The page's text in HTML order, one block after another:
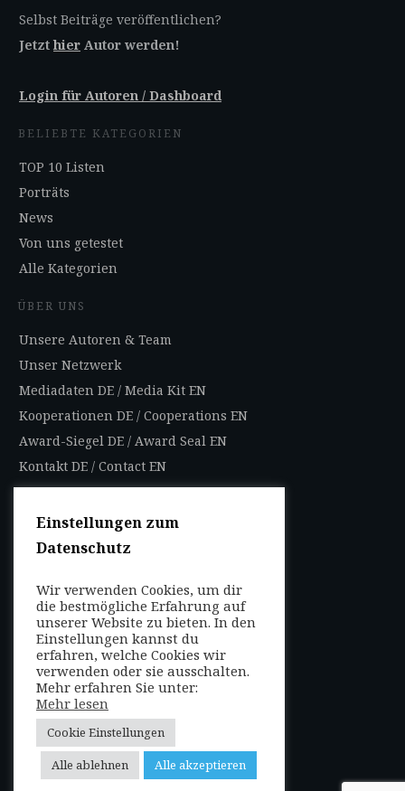
Selbst Beiträge veröffentlichen?
Jetzthier Autor werden!
Login für Autoren / Dashboard
BELIEBTE KATEGORIEN
TOP 10 Listen
Porträts
News
Von uns getestet
Alle Kategorien
ÜBER UNS
Unsere Autoren & Team
Unser Netzwerk
Mediadaten DE / Media Kit EN
Kooperationen DE / Cooperations EN
Award-Siegel DE / Award Seal EN
Kontakt DE / Contact EN
Impressum
Datenschutzbestimmungen
Nutzungsbedingungen
FOLGEN SIE UNS
Entdecken Sie weltweit
mit uns die Highlights in
jeder Region als Local
oder auf Reisen!
Einstellungen zum
Datenschutz
Wir verwenden Cookies, um dir
die bestmögliche Erfahrung auf
unserer Website zu bieten. In den
Einstellungen kannst du
erfahren, welche Cookies wir
verwenden oder sie ausschalten.
Mehr erfahren Sie unter:
Mehr lesen
Cookie Einstellungen
Alle ablehnen
Alle akzeptieren